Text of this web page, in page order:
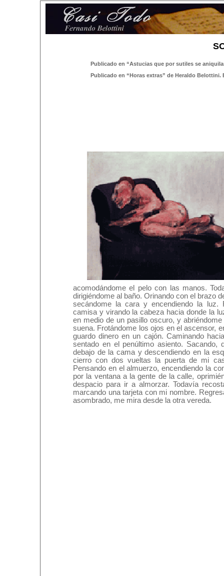
Publicado en “Astucias que por sutiles se
Publicado en “Horas extras” de Heraldo Belottini.
acomodándome el pelo con las manos.
dirigiéndome al baño. Orinando con el brazo
secándome la cara y encendiendo la luz.
camisa y virando la cabeza hacia donde la
en medio de un pasillo oscuro, y
suena. Frotándome los ojos en el ascensor,
guardo dinero en un cajón. Caminando
sentado en el penúltimo asiento. Sacando,
debajo de la cama y descendiendo en la
cierro con dos vueltas la puerta de mi
Pensando en el almuerzo, encendiendo la
por la ventana a la gente de la calle,
despacio para ir a almorzar. Todavía
marcando una tarjeta con mi nombre.
asombrado, me mira desde la otra vereda.